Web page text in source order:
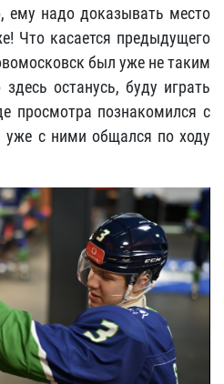
ему надо доказывать место
Что касается предыдущего
был уже не таким
останусь, буду играть
просмотра познакомился с
с ними общался по ходу